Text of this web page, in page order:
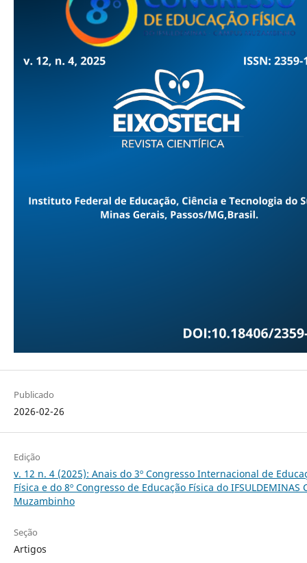
Publicado
2026-02-26
Edição
v. 12 n. 4 (2025): Anais do 3º Congresso Internacional de
Física e do 8º Congresso de Educação Física do IFSULDEMINAS
Muzambinho
Seção
Artigos